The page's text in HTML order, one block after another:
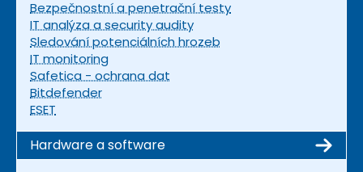
Bezpečnostní a penetrační testy
IT analýza a security audity
Sledování potenciálních hrozeb
IT monitoring
Safetica - ochrana dat
Bitdefender
ESET
Hardware a software